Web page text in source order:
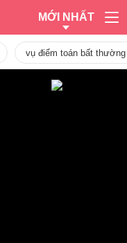
MỚI NHẤT
vụ điểm toán bất